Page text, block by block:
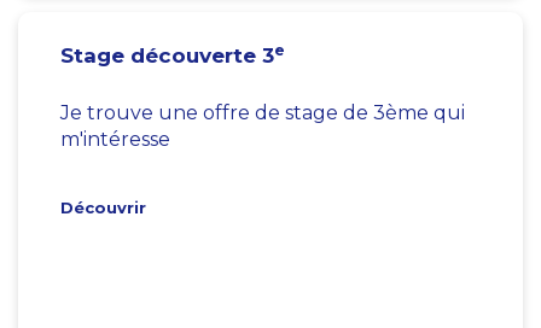
Stage découverte 3e
Je trouve une offre de stage de 3ème qui
m'intéresse
Découvrir